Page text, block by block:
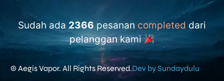
Sudah ada 2366 pesanan completed dari
pelanggan kami
© Aegis Vapor. All Rights Reserved.Dev by Sundaydulu